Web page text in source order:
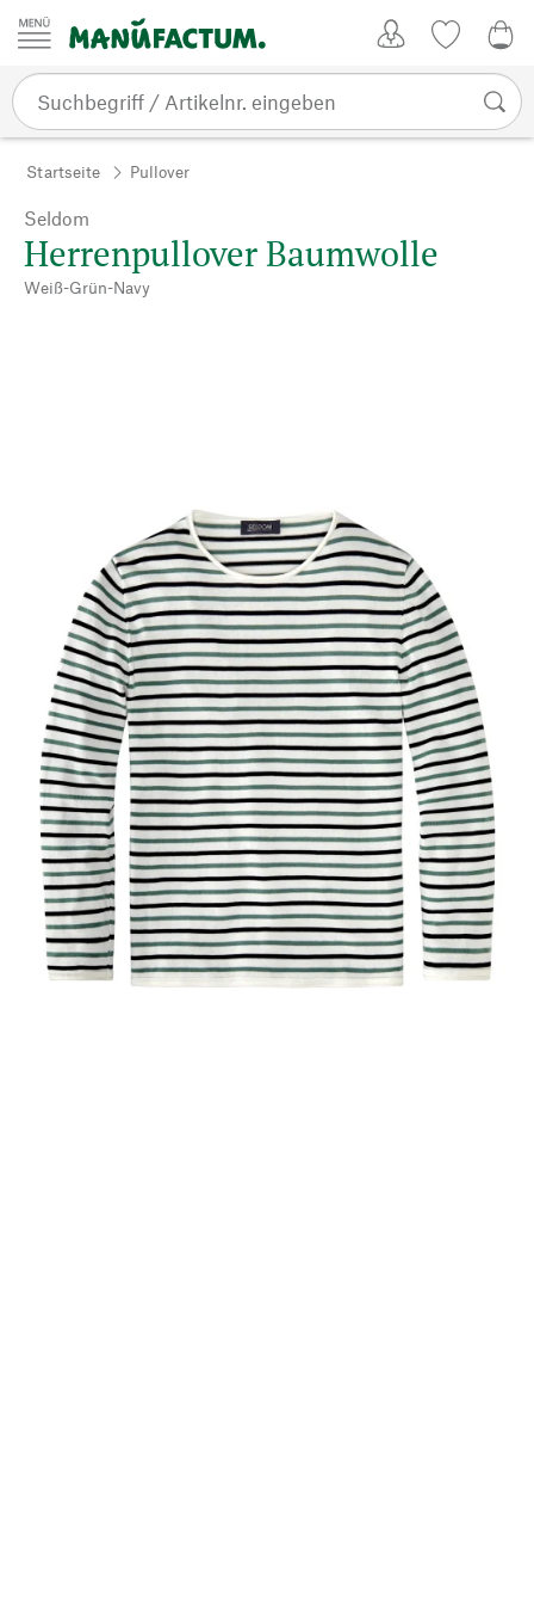
Zum Inhalt springen
Startseite Pullover
Seldom
Herrenpullover Baumwolle
Weiß-Grün-Navy